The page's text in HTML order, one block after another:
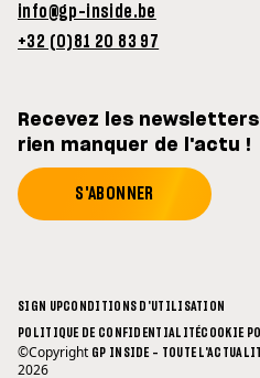
info@gp-inside.be
+32 (0)81 20 83 97
Recevez les
rien manquer de l'actu !
S'ABONNER
SIGN UPCONDITIONS D'UTILISATION
POLITIQUE DE CONFIDENTIALITÉCOOKIE
©Copyright GP INSIDE - TOUTE
2026